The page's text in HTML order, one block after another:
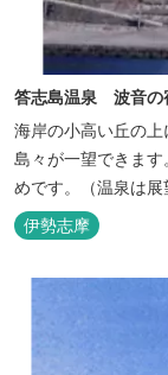
答志島温泉 波音
海岸の小高い丘の上
島々が一望できま
めです。（温泉は展
伊勢志摩